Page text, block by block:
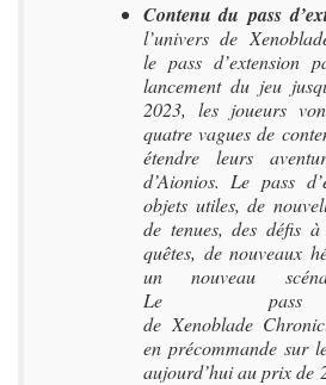
Contenu du pass
l’univers de
le pass d’extension
lancement du jeu
2023, les joueurs
quatre vagues de
étendre leurs
d’Aionios. Le pass
objets utiles, de
de tenues, des défis
quêtes, de nouveaux
un nouveau
Le pass
de Xenoblade
en précommande sur
aujourd’hui au prix de